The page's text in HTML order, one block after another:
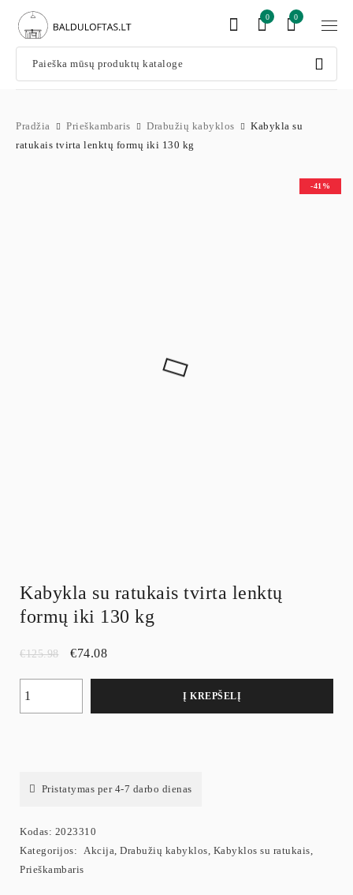
0
0
Pradžia Prieškambaris Drabužių kabyklos
Kabykla su
ratukais tvirta lenktų formų iki 130 kg
-41%
Kabykla su ratukais tvirta lenktų
formų iki 130 kg
€125.98 €74.08
Į KREPŠELĮ
Pristatymas per 4-7 darbo dienas
Kodas: 2023310
Kategorijos: Akcija, Drabužių kabyklos, Kabyklos su ratukais,
Prieškambaris